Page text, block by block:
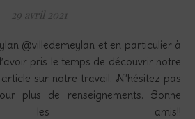
29 avril 2021
pris le temps de découvrir notre
sur notre travail. N’hésitez pas
plus de renseignements. Bonne
les amis!!